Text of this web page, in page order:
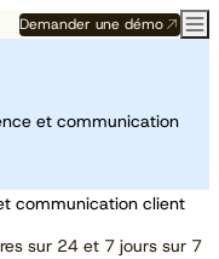
Demander une démo
et communication
communication client
sur 24 et 7 jours sur 7